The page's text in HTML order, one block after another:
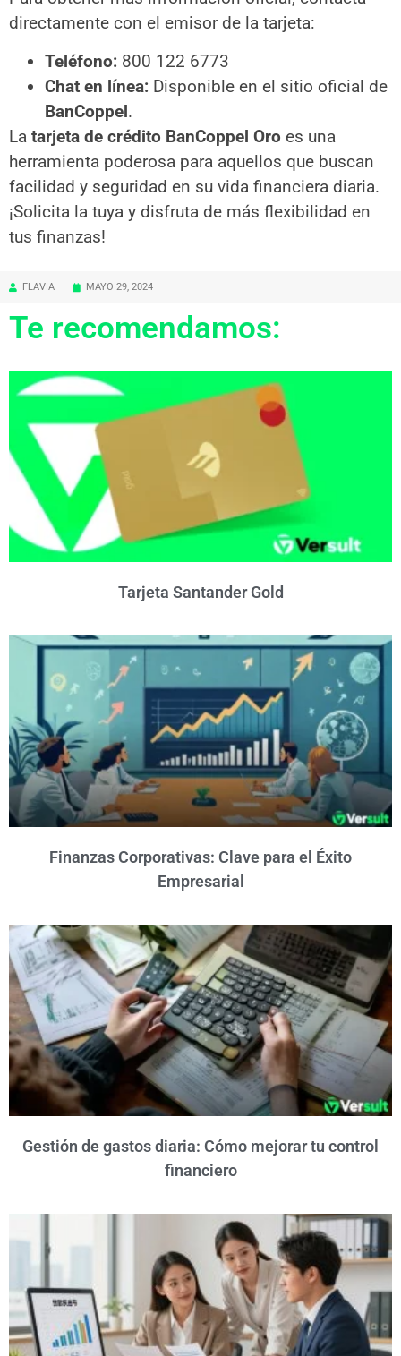
directamente con el emisor de la tarjeta:
Teléfono: 800 122 6773
Chat en línea: Disponible en el sitio oficial de
BanCoppel.
La tarjeta de crédito BanCoppel Oro es una
herramienta poderosa para aquellos que buscan
facilidad y seguridad en su vida financiera diaria.
¡Solicita la tuya y disfruta de más flexibilidad en
tus finanzas!
FLAVIA MAYO 29, 2024
Te recomendamos:
Tarjeta Santander Gold
Finanzas Corporativas: Clave para el Éxito
Empresarial
Gestión de gastos diaria: Cómo mejorar tu control
financiero